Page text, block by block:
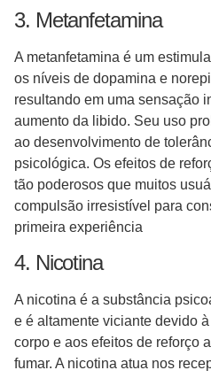
3. Metanfetamina
A metanfetamina é um
os níveis de dopamina e
resultando em uma sensação
aumento da libido. Seu uso
ao desenvolvimento de
psicológica. Os efeitos de
tão poderosos que muitos
compulsão irresistível para
primeira experiência
4. Nicotina
A nicotina é a substância
e é altamente viciante devido
corpo e aos efeitos de reforço
fumar. A nicotina atua nos